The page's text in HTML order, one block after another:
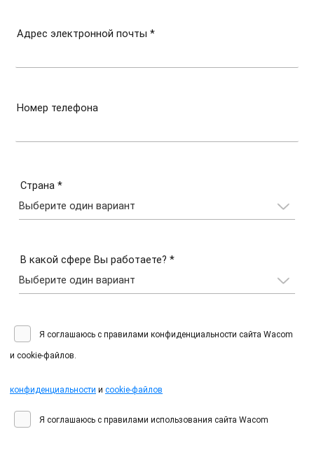
Адрес электронной почты *
Номер телефона
Страна *
В какой сфере Вы работаете? *
Я соглашаюсь с правилами конфиденциальности сайта Wacom
и cookie-файлов.
конфиденциальности и cookie-файлов
Я соглашаюсь с правилами использования сайта Wacom